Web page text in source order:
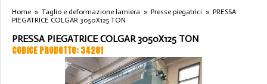
Home » Taglio e deformazione lamiera » Presse piegatrici » PRESSA
PIEGATRICE COLGAR 3050X125 TON
PRESSA PIEGATRICE COLGAR 3050X125 TON
CODICE PRODOTTO: 34281